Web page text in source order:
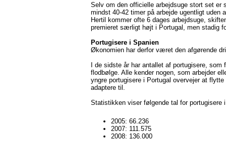
Selv om den officielle arbejdsuge stort set er
mindst 40-42 timer på arbejde ugentligt uden
Hertil kommer ofte 6 dages arbejdsuge,
premieret særligt højt i Portugal, men stadig
Portugisere i Spanien
Økonomien har derfor været den afgørende
I de sidste år har antallet af portugisere,
flodbølge. Alle kender nogen, som arbejder
yngre portugisere i Portugal overvejer at
adaptere til.
Statistikken viser følgende tal for portugisere
2005: 66.236
2007: 111.575
2008: 136.000